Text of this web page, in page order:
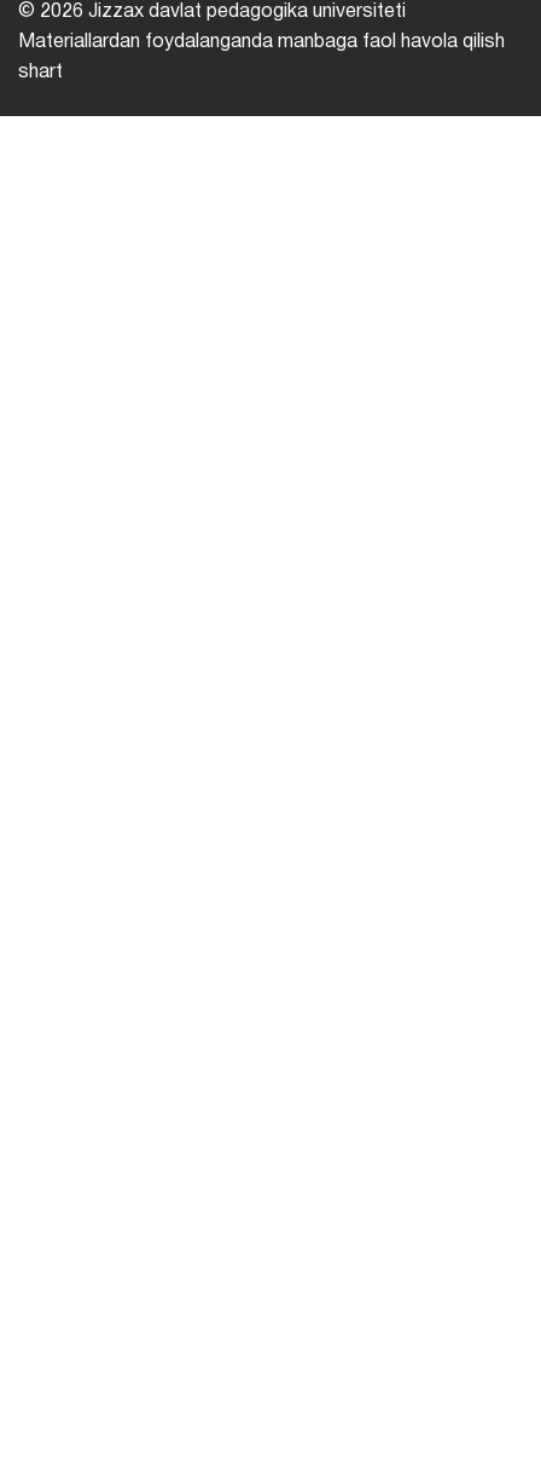
© 2026 Jizzax davlat pedagogika universiteti
Materiallardan foydalanganda manbaga faol havola qilish
shart